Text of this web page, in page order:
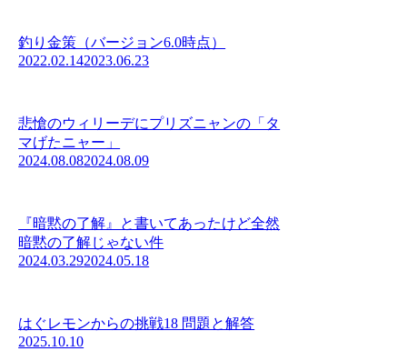
釣り金策（バージョン6.0時点）
2022.02.142023.06.23
悲愴のウィリーデにプリズニャンの「タ
マげたニャー」
2024.08.082024.08.09
『暗黙の了解』と書いてあったけど全然
暗黙の了解じゃない件
2024.03.292024.05.18
はぐレモンからの挑戦18 問題と解答
2025.10.10